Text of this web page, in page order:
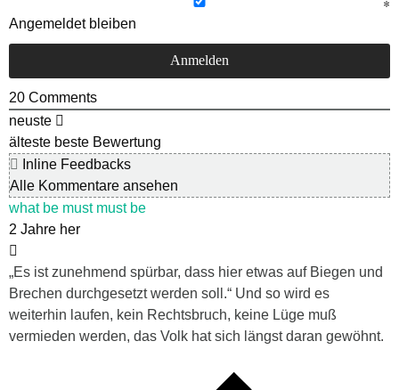
Angemeldet bleiben
20 Comments
neuste
älteste beste Bewertung
Inline Feedbacks
Alle Kommentare ansehen
what be must must be
2 Jahre her
„Es ist zunehmend spürbar, dass hier etwas auf Biegen und
Brechen durchgesetzt werden soll.“ Und so wird es
weiterhin laufen, kein Rechtsbruch, keine Lüge muß
vermieden werden, das Volk hat sich längst daran gewöhnt.